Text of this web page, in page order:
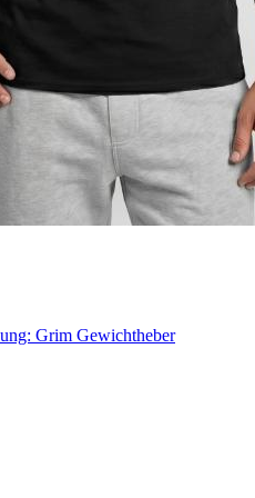
Grim Gewichtheber